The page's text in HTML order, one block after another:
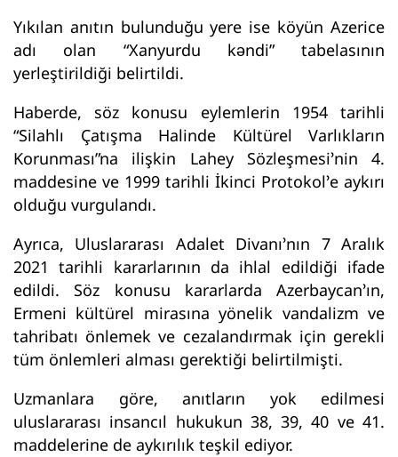
Yıkılan anıtın bulunduğu yere ise köyün Azerice
adı olan “Xanyurdu kəndi” tabelasının
yerleştirildiği belirtildi.
Haberde, söz konusu eylemlerin 1954 tarihli
“Silahlı Çatışma Halinde Kültürel Varlıkların
Korunması”na ilişkin Lahey Sözleşmesi’nin 4.
maddesine ve 1999 tarihli İkinci Protokol’e aykırı
olduğu vurgulandı.
Ayrıca, Uluslararası Adalet Divanı’nın 7 Aralık
2021 tarihli kararlarının da ihlal edildiği ifade
edildi. Söz konusu kararlarda Azerbaycan’ın,
Ermeni kültürel mirasına yönelik vandalizm ve
tahribatı önlemek ve cezalandırmak için gerekli
tüm önlemleri alması gerektiği belirtilmişti.
Uzmanlara göre, anıtların yok edilmesi
uluslararası insancıl hukukun 38, 39, 40 ve 41.
maddelerine de aykırılık teşkil ediyor.